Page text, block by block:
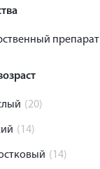
препарат
(20)
(14)
(14)